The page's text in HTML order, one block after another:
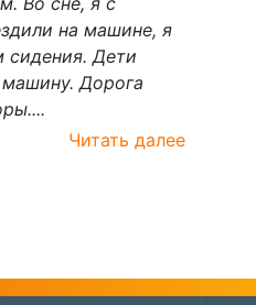
на машине, я
сидения. Дети
Дорога
Читать далее